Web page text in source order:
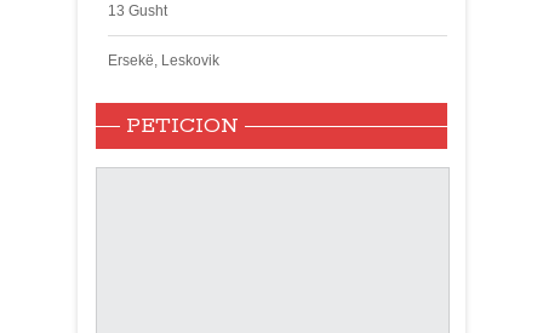
13 Gusht
Ersekë, Leskovik
PETICION